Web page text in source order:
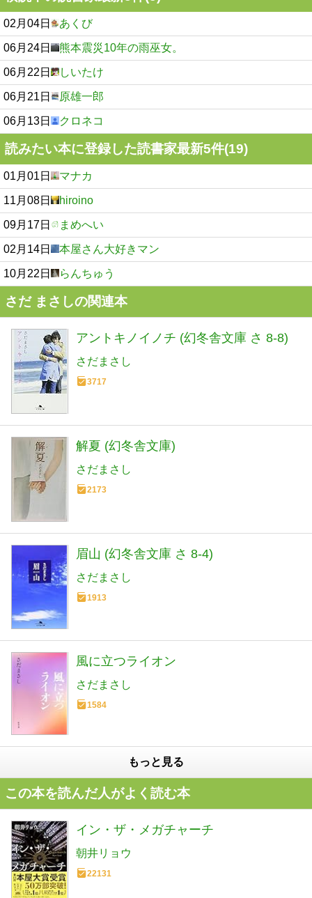
02月04日 あくび
06月24日 熊本震災10年の雨巫女。
06月22日 しいたけ
06月21日 原雄一郎
06月13日 クロネコ
読みたい本に登録した読書家最新5件(19)
01月01日 マナカ
11月08日 hiroino
09月17日 まめへい
02月14日 本屋さん大好きマン
10月22日 らんちゅう
さだ まさしの関連本
アントキノイノチ (幻冬舎文庫 さ 8-8)
さだまさし
3717
解夏 (幻冬舎文庫)
さだまさし
2173
眉山 (幻冬舎文庫 さ 8-4)
さだまさし
1913
風に立つライオン
さだまさし
1584
もっと見る
この本を読んだ人がよく読む本
イン・ザ・メガチャーチ
朝井リョウ
22131